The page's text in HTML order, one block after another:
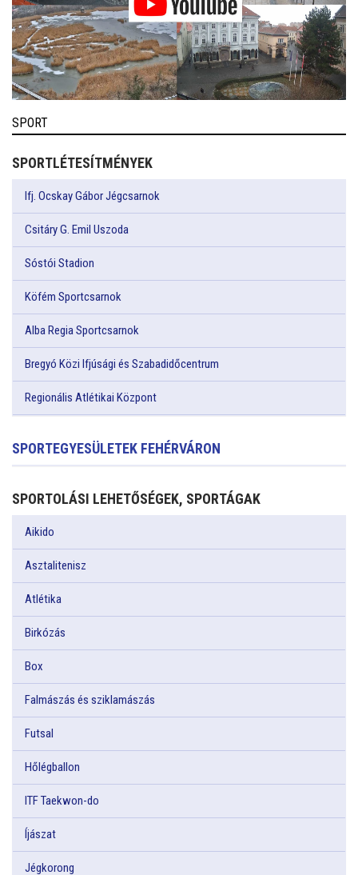
SPORT
SPORTLÉTESÍTMÉNYEK
Ifj. Ocskay Gábor Jégcsarnok
Csitáry G. Emil Uszoda
Sóstói Stadion
Köfém Sportcsarnok
Alba Regia Sportcsarnok
Bregyó Közi Ifjúsági és Szabadidőcentrum
Regionális Atlétikai Központ
SPORTEGYESÜLETEK FEHÉRVÁRON
SPORTOLÁSI LEHETŐSÉGEK, SPORTÁGAK
Aikido
Asztalitenisz
Atlétika
Birkózás
Box
Falmászás és sziklamászás
Futsal
Hőlégballon
ITF Taekwon-do
Íjászat
Jégkorong